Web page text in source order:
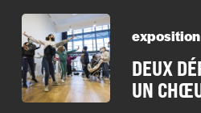
exposition
DEUX
UN